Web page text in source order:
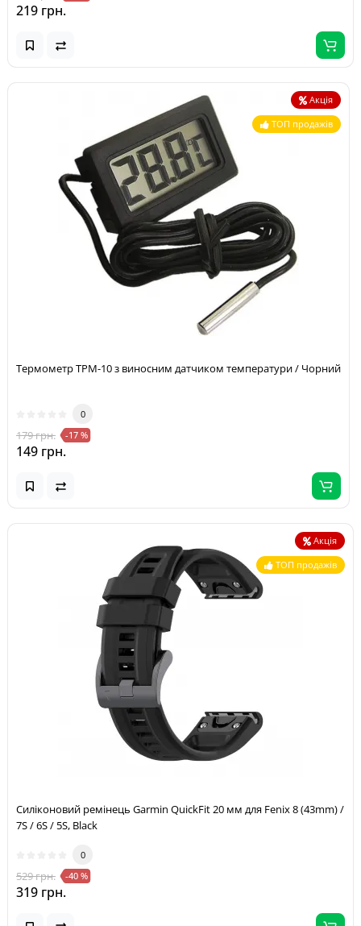
219 грн.
Акція
ТОП продажів
Термометр TPM-10 з виносним датчиком температури / Чорний
0
179 грн. -17 %
149 грн.
Акція
ТОП продажів
Силіконовий ремінець Garmin QuickFit 20 мм для Fenix 8 (43mm) /
7S / 6S / 5S, Black
0
529 грн. -40 %
319 грн.